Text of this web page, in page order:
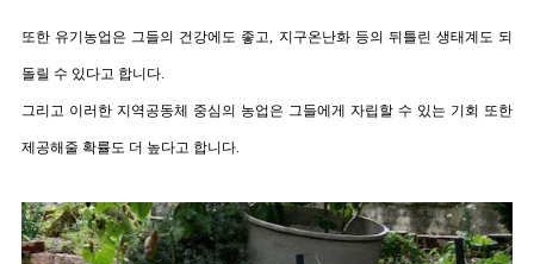
또한 유기농업은 그들의 건강에도 좋고 지구온난화 등의 뒤틀린 생태계도 되
돌릴 수 있다고 합니다
그리고 이러한 지역공동체 중심의 농업은 그들에게 자립할 수 있는 기회 또한
제공해줄 확률도 더 높다고 합니다